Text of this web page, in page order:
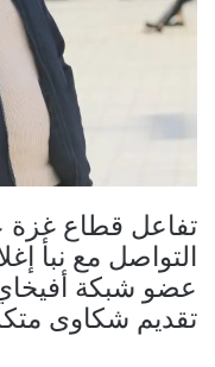
تفاعل قطاع
التواصل مع نبأ
عضو شبكة
تقديم شكاوى